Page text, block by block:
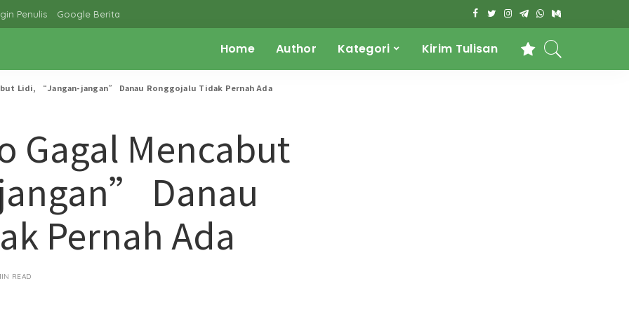
Penulis Google Berita
Home Author Kategori Kirim Tulisan
Lidi, “Jangan-jangan” Danau Ronggojalu Tidak Pernah Ada
Gagal Mencabut
Danau
Pernah Ada
READ